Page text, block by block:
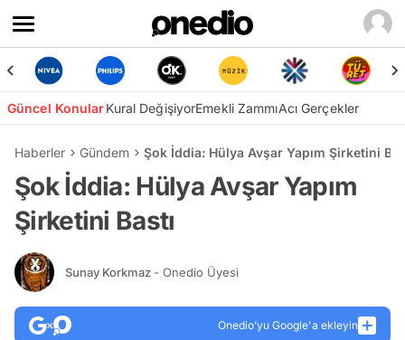
Güncel KonularKural DeğişiyorEmekli ZammıAcı Gerçekler
Haberler Gündem Şok İddia: Hülya Avşar Yapım Şirketini
Şok İddia: Hülya Avşar Yapım
Şirketini Bastı
Sunay Korkmaz - Onedio Üyesi
Onedio’yu Google'a ekleyin